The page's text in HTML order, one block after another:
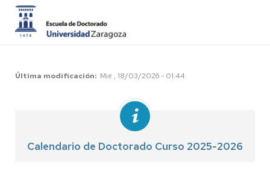
Última modificación Mié , 18/03/2026 - 01:44
Calendario de Doctorado Curso 2025-2026